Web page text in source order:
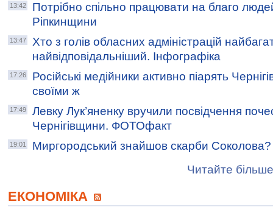
13:42
Потрібно спільно працювати на благо
Ріпкинщини
13:47
Хто з голів обласних адміністрацій
найвідповідальніший. Інфографіка
17:26
Російські медійники активно піарять
своїми ж
17:49
Левку Лук’яненку вручили посвідчення
Чернігівщини. ФОТОфакт
19:01
Миргородський знайшов скарби Соколова?
Читайте
ЕКОНОМІКА